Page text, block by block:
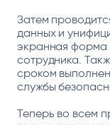
Затем
данных и
экранная форма
сотрудника.
сроком
службы
Теперь во всем